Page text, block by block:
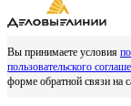
Вы принимаете условия
пользовательского
форме обратной связи на